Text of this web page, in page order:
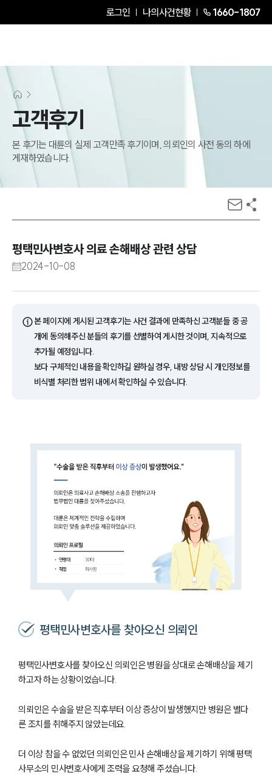
로그인 나의사건현황 1660-1807
고객후기
본 후기는 대륜의 실제 고객만족 후기이며, 의뢰인의 사전 동의 하에
게재하였습니다.
평택민사변호사 의료 손해배상 관련 상담
2024-10-08
ⓘ본 페이지에 게시된 고객후기는 사건 결과에 만족하신 고객분들 중 공
개에 동의해주신 분들의 후기를 선별하여 게시한 것이며, 지속적으로
추가될 예정입니다.
보다 구체적인 내용을 확인하길 원하실 경우, 내방 상담 시 개인정보를
비식별 처리한 범위 내에서 확인하실 수 있습니다.
평택민사변호사를 찾아오신 의뢰인
평택민사변호사를 찾아오신 의뢰인은 병원을 상대로 손해배상을 제기
하고자 하는 상황이었습니다.
의뢰인은 수술을 받은 직후부터 이상 증상이 발생했지만 병원은 별다
른 조치를 취해주지 않았는데요.
더 이상 참을 수 없었던 의뢰인은 민사 손해배상을 제기하기 위해 평택
사무소의 민사변호사에게 조력을 요청해 주셨습니다.